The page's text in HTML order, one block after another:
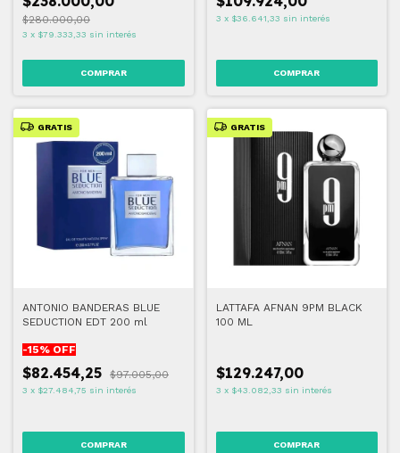
$280.000,00
3 x $79.333,33 sin interés
3 x $36.641,33 sin interés
GRATIS
ANTONIO BANDERAS BLUE
SEDUCTION EDT 200 ml
-15% OFF
$82.454,25 $97.005,00
3 x $27.484,75 sin interés
GRATIS
LATTAFA AFNAN 9PM BLACK
100 ML
$129.247,00
3 x $43.082,33 sin interés